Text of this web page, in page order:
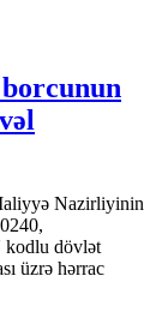
Nazirliyinin
kodlu dövlət
üzrə hərrac